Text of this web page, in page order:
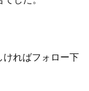
ればフォロー下